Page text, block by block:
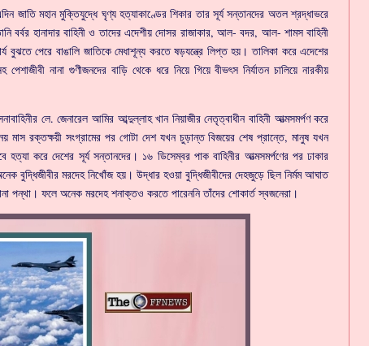
জাতি মহান মুক্তিযুদ্ধে ঘৃণ্য হত্যাকাণ্ডের শিকার তার সূর্য সন্তানদের অতল শ্রদ্ধাভরে
হানাদার বাহিনী ও তাদের এদেশীয় দোসর রাজাকার, আল- বদর, আল- শামস বাহিনী
বুঝতে পেরে বাঙালি জাতিকে মেধাশূন্য করতে ষড়যন্ত্রে লিপ্ত হয়। তালিকা করে এদেশের
নানা গুণীজনদের বাড়ি থেকে ধরে নিয়ে গিয়ে বীভৎস নির্যাতন চালিয়ে নারকীয়
লে. জেনারেল আমির আব্দুল্লাহ খান নিয়াজীর নেতৃত্বাধীন বাহিনী আত্মসমর্পণ করে
নয় মাস রক্তক্ষয়ী সংগ্রামের পর গোটা দেশ যখন চুড়ান্ত বিজয়ের শেষ প্রান্তে, মানুষ যখন
হত্যা করে দেশের সূর্য সন্তানদের। ১৬ ডিসেম্বর পাক বাহিনীর আত্মসমর্পণের পর ঢাকার
বুদ্ধিজীবীর মরদেহ নিখোঁজ হয়। উদ্ধার হওয়া বুদ্ধিজীবীদের দেহজুড়ে ছিল নির্মম আঘাত
পন্থা। ফলে অনেক মরদেহ শনাক্তও করতে পারেননি তাঁদের শোকার্ত স্বজনেরা।